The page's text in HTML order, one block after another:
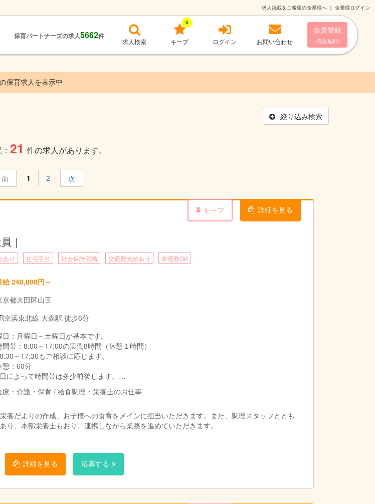
求人掲載をご希望の企業様へ ｜ 企業様ログイン
保育パートナーズの求人5662件
求人検索 キープ
0
ログイン お問い合わせ
会員登録
（完全無料）
の保育求人を表示中
絞り込み検索
21 件の求人があります。
前 1 2 次
キープ 詳細を見る
｜
あり 住宅手当 社会保険完備 交通費支給あり 車通勤OK
給 240,800円～
京都大田区山王
京浜東北線 大森駅 徒歩6分
日：月曜日～土曜日が基本です。
間帯：8:00～17:00の実働8時間（休憩１時間）
～17:30もご相談に応じます。
憩：60分
によって時間帯は多少前後します。
※夕食対応をお願いする場合もあります。
曜日の出勤はシフトにより月1回程度です。
年に3～4回程度です。
療・介護・保育 / 給食調理・栄養士のお仕事
だよりの作成、お子様への食育をメインに担当いただきます。また、調理スタッフととも
、本部栄養士もおり、連携しながら業務を進めていただきます。
詳細を見る 応募する